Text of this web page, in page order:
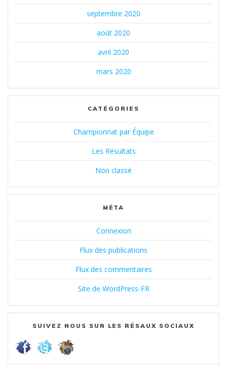
septembre 2020
août 2020
avril 2020
mars 2020
CATÉGORIES
Championnat par Équipe
Les Résultats
Non classé
MÉTA
Connexion
Flux des publications
Flux des commentaires
Site de WordPress-FR
SUIVEZ NOUS SUR LES RÉSAUX SOCIAUX